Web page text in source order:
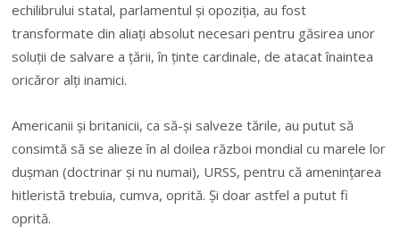
echilibrului statal, parlamentul și opoziția, au fost
transformate din aliați absolut necesari pentru găsirea unor
soluții de salvare a țării, în ținte cardinale, de atacat înaintea
oricăror alți inamici.
Americanii și britanicii, ca să-și salveze tările, au putut să
consimtă să se alieze în al doilea război mondial cu marele lor
dușman (doctrinar și nu numai), URSS, pentru că amenințarea
hitleristă trebuia, cumva, oprită. Și doar astfel a putut fi
oprită.